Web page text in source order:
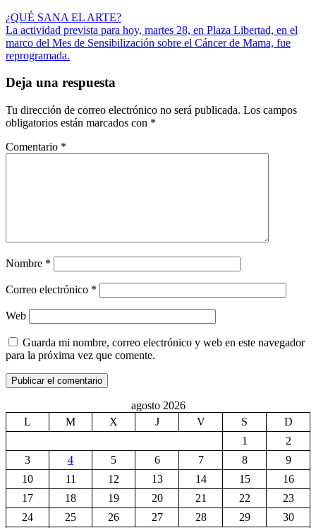
Navegación
de
entradas
¿QUÉ SANA EL ARTE?
La actividad prevista para hoy, martes 28, en Plaza Libertad, en el
marco del Mes de Sensibilización sobre el Cáncer de Mama, fue
reprogramada.
Deja una respuesta
Tu dirección de correo electrónico no será publicada. Los campos
obligatorios están marcados con *
Comentario *
Nombre *
Correo electrónico *
Web
Guarda mi nombre, correo electrónico y web en este navegador
para la próxima vez que comente.
agosto 2026
L
M X J V S
D
1
2
3
4 5 6 7 8
9
10
11 12 13 14 15
16
17
18 19 20 21 22
23
24
25 26 27 28 29
30